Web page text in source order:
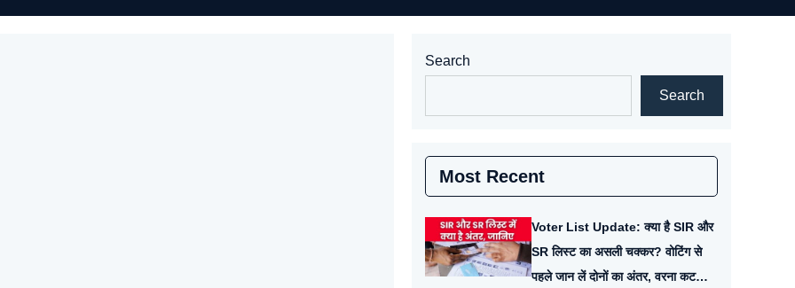
Search
Search
Most Recent
Voter List Update: क्या है SIR और
SR लिस्ट का असली चक्कर? वोटिंग से
पहले जान लें दोनों का अंतर, वरना कट